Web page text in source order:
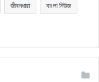
জীবনধারা বাংলা নিউজ